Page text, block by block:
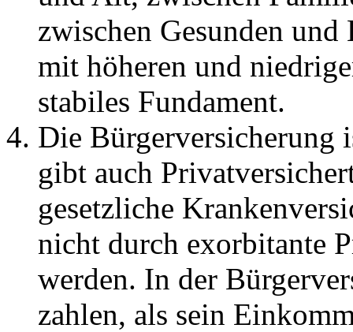
zwischen Gesunden
mit höheren und
stabiles Fundament.
Die Bürgerversicherung
gibt auch
gesetzliche
nicht durch exorbitante
werden. In der
zahlen, als sein